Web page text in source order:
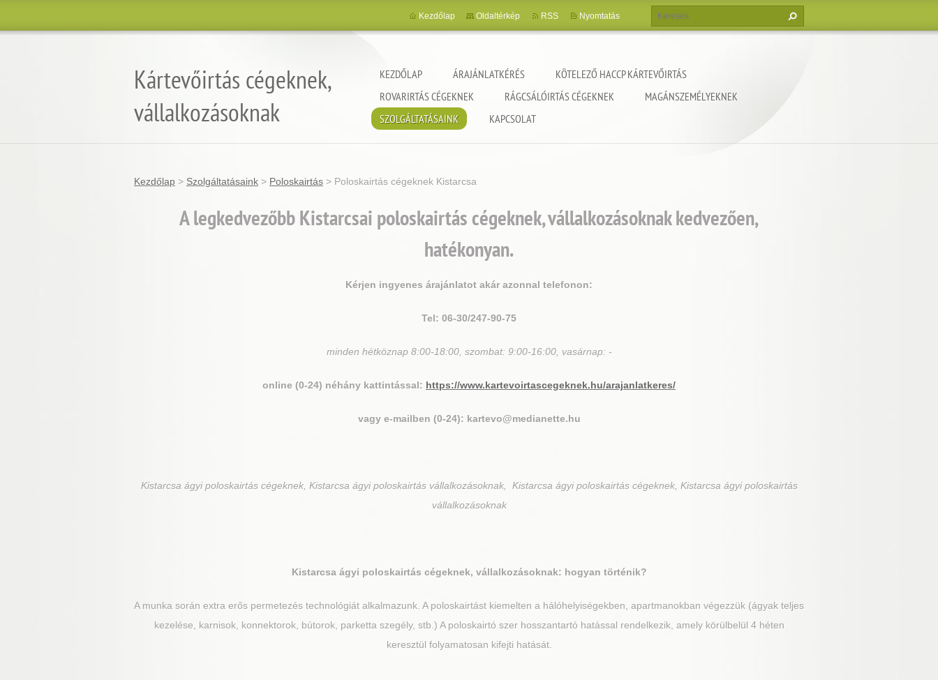
Kártevőirtás cégeknek,
vállalkozásoknak
KEZDŐLAP ÁRAJÁNLATKÉRÉS
KÖTELEZŐ HACCP KÁRTEVŐIRTÁS
ROVARIRTÁS CÉGEKNEK
RÁGCSÁLÓIRTÁS CÉGEKNEK
MAGÁNSZEMÉLYEKNEK
SZOLGÁLTATÁSAINK
KAPCSOLAT
Kezdőlap Oldaltérkép RSS Nyomtatás
Kezdőlap > Szolgáltatásaink > Poloskairtás > Poloskairtás cégeknek Kistarcsa
A legkedvezőbb Kistarcsai poloskairtás cégeknek, vállalkozásoknak kedvezően,
hatékonyan.
Kérjen ingyenes árajánlatot akár azonnal telefonon:
Tel: 06-30/247-90-75
minden hétköznap 8:00-18:00, szombat: 9:00-16:00, vasárnap: -
online (0-24) néhány kattintással: https://www.kartevoirtascegeknek.hu/arajanlatkeres/
vagy e-mailben (0-24): kartevo@medianette.hu
Kistarcsa ágyi poloskairtás cégeknek, Kistarcsa ágyi poloskairtás vállalkozásoknak, Kistarcsa ágyi poloskairtás cégeknek, Kistarcsa ágyi poloskairtás
vállalkozásoknak
Kistarcsaágyi poloskairtás cégeknek, vállalkozásoknak: hogyan történik?
A munka során extra erős permetezés technológiát alkalmazunk. A poloskairtást kiemelten a hálóhelyiségekben, apartmanokban végezzük (ágyak teljes
kezelése, karnisok, konnektorok, bútorok, parketta szegély, stb.) A poloskairtó szer hosszantartó hatással rendelkezik, amely körülbelül 4 héten
keresztül folyamatosan kifejti hatását.